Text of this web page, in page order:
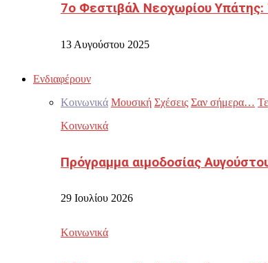
7ο Φεστιβάλ Νεοχωρίου Υπάτης:
13 Αυγούστου 2025
Ενδιαφέρουν
Κοινωνικά Μουσική Σχέσεις Σαν σήμερα…
Κοινωνικά
Πρόγραμμα αιμοδοσίας
29 Ιουλίου 2026
Κοινωνικά